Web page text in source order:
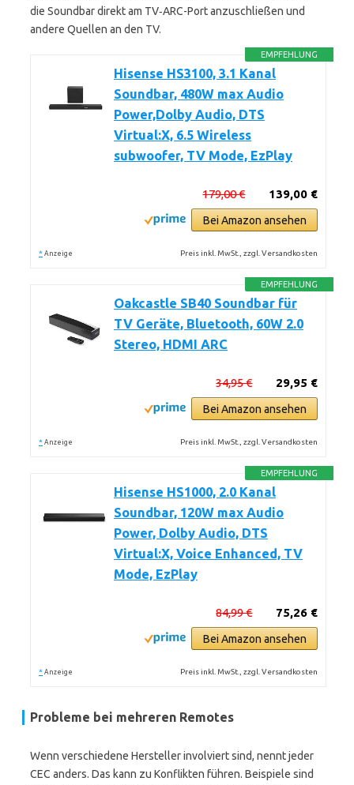
die Soundbar direkt am TV‑ARC-Port anzuschließen und
andere Quellen an den TV.
EMPFEHLUNG
Hisense HS3100, 3.1 Kanal
Soundbar, 480W max Audio
Power,Dolby Audio, DTS
Virtual:X, 6.5 Wireless
subwoofer, TV Mode, EzPlay
139,00 €
179,00 €
Bei Amazon ansehen
* Anzeige Preis inkl. MwSt., zzgl. Versandkosten
EMPFEHLUNG
Oakcastle SB40 Soundbar für
TV Geräte, Bluetooth, 60W 2.0
Stereo, HDMI ARC
29,95 €
34,95 €
Bei Amazon ansehen
* Anzeige Preis inkl. MwSt., zzgl. Versandkosten
EMPFEHLUNG
Hisense HS1000, 2.0 Kanal
Soundbar, 120W max Audio
Power, Dolby Audio, DTS
Virtual:X, Voice Enhanced, TV
Mode, EzPlay
75,26 €
84,99 €
Bei Amazon ansehen
* Anzeige Preis inkl. MwSt., zzgl. Versandkosten
Probleme bei mehreren Remotes
Wenn verschiedene Hersteller involviert sind, nennt jeder
CEC anders. Das kann zu Konflikten führen. Beispiele sind